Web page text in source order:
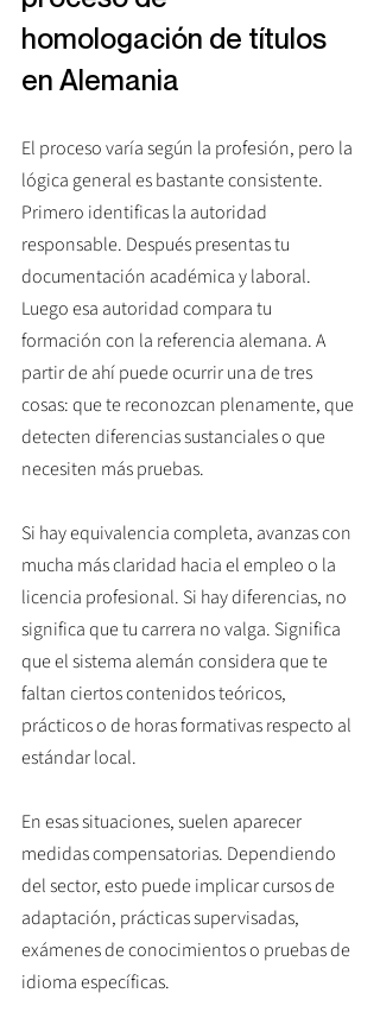
homologación de títulos
en Alemania
El proceso varía según la profesión, pero la
lógica general es bastante consistente.
Primero identificas la autoridad
responsable. Después presentas tu
documentación académica y laboral.
Luego esa autoridad compara tu
formación con la referencia alemana. A
partir de ahí puede ocurrir una de tres
cosas: que te reconozcan plenamente, que
detecten diferencias sustanciales o que
necesiten más pruebas.
Si hay equivalencia completa, avanzas con
mucha más claridad hacia el empleo o la
licencia profesional. Si hay diferencias, no
significa que tu carrera no valga. Significa
que el sistema alemán considera que te
faltan ciertos contenidos teóricos,
prácticos o de horas formativas respecto al
estándar local.
En esas situaciones, suelen aparecer
medidas compensatorias. Dependiendo
del sector, esto puede implicar cursos de
adaptación, prácticas supervisadas,
exámenes de conocimientos o pruebas de
idioma específicas.